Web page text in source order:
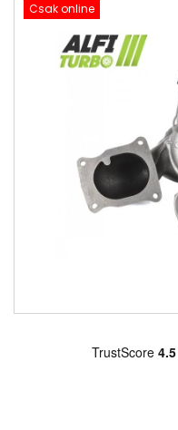
Csak online